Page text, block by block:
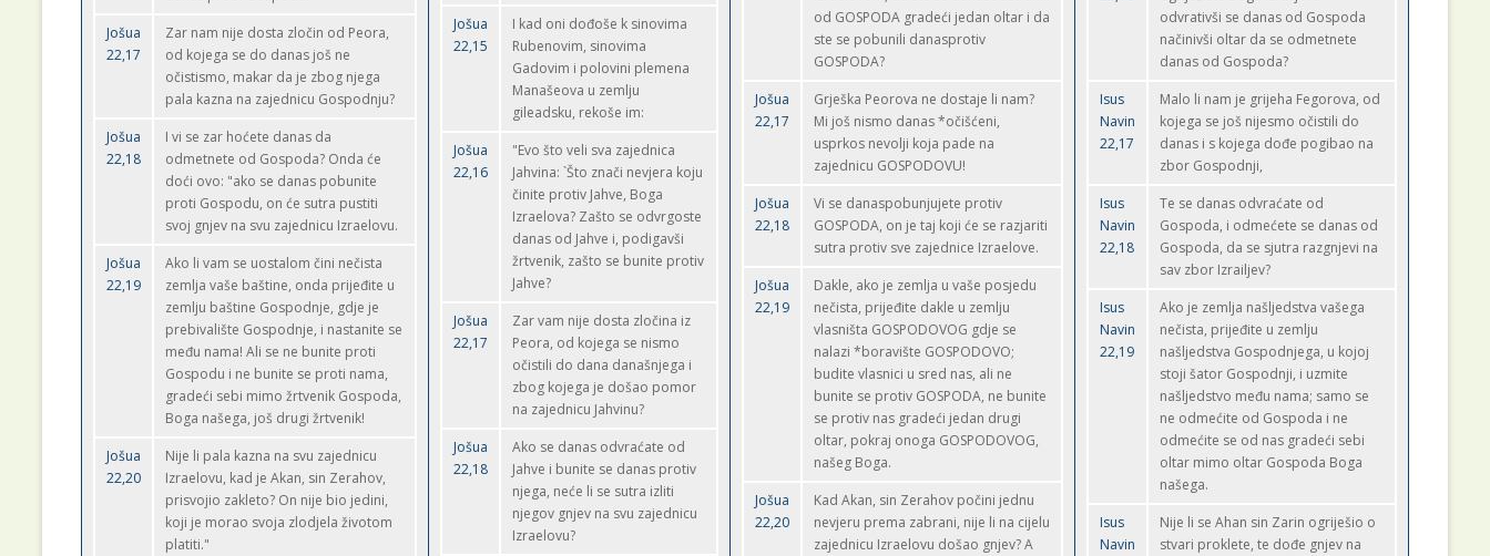
Jošua
22,17
Zar nam nije dosta zločin od Peora,
od kojega se do danas još ne
očistismo, makar da je zbog njega
pala kazna na zajednicu Gospodnju?
Jošua
22,18
I vi se zar hoćete danas da
odmetnete od Gospoda? Onda će
doći ovo: "ako se danas pobunite
proti Gospodu, on će sutra pustiti
svoj gnjev na svu zajednicu Izraelovu.
Jošua
22,19
Ako li vam se uostalom čini nečista
zemlja vaše baštine, onda prijeđite u
zemlju baštine Gospodnje, gdje je
prebivalište Gospodnje, i nastanite se
među nama! Ali se ne bunite proti
Gospodu i ne bunite se proti nama,
gradeći sebi mimo žrtvenik Gospoda,
Boga našega, još drugi žrtvenik!
Jošua
22,20
Nije li pala kazna na svu zajednicu
Izraelovu, kad je Akan, sin Zerahov,
prisvojio zakleto? On nije bio jedini,
koji je morao svoja zlodjela životom
platiti."
Jošua
22,15
I kad oni dođoše k sinovima
Rubenovim, sinovima
Gadovim i polovini plemena
Manašeova u zemlju
gileadsku, rekoše im:
Jošua
22,16
"Evo što veli sva zajednica
Jahvina: `Što znači nevjera koju
činite protiv Jahve, Boga
Izraelova? Zašto se odvrgoste
danas od Jahve i, podigavši
žrtvenik, zašto se bunite protiv
Jahve?
Jošua
22,17
Zar vam nije dosta zločina iz
Peora, od kojega se nismo
očistili do dana današnjega i
zbog kojega je došao pomor
na zajednicu Jahvinu?
Jošua
22,18
Ako se danas odvraćate od
Jahve i bunite se danas protiv
njega, neće li se sutra izliti
njegov gnjev na svu zajednicu
Izraelovu?
od GOSPODA gradeći jedan oltar i da
ste se pobunili danasprotiv
GOSPODA?
Jošua
22,17
Grješka Peorova ne dostaje li nam?
Mi još nismo danas *očišćeni,
usprkos nevolji koja pade na
zajednicu GOSPODOVU!
Jošua
22,18
Vi se danaspobunjujete protiv
GOSPODA, on je taj koji će se razjariti
sutra protiv sve zajednice Izraelove.
Jošua
22,19
Dakle, ako je zemlja u vaše posjedu
nečista, prijeđite dakle u zemlju
vlasništa GOSPODOVOG gdje se
nalazi *boravište GOSPODOVO;
budite vlasnici u sred nas, ali ne
bunite se protiv GOSPODA, ne bunite
se protiv nas gradeći jedan drugi
oltar, pokraj onoga GOSPODOVOG,
našeg Boga.
Jošua
22,20
Kad Akan, sin Zerahov počini jednu
nevjeru prema zabrani, nije li na cijelu
zajednicu Izraelovu došao gnjev? A
odvrativši se danas od Gospoda
načinivši oltar da se odmetnete
danas od Gospoda?
Isus
Navin
22,17
Malo li nam je grijeha Fegorova, od
kojega se još nijesmo očistili do
danas i s kojega dođe pogibao na
zbor Gospodnji,
Isus
Navin
22,18
Te se danas odvraćate od
Gospoda, i odmećete se danas od
Gospoda, da se sjutra razgnjevi na
sav zbor Izrailjev?
Isus
Navin
22,19
Ako je zemlja našljedstva vašega
nečista, prijeđite u zemlju
našljedstva Gospodnjega, u kojoj
stoji šator Gospodnji, i uzmite
našljedstvo među nama; samo se
ne odmećite od Gospoda i ne
odmećite se od nas gradeći sebi
oltar mimo oltar Gospoda Boga
našega.
Isus
Navin
Nije li se Ahan sin Zarin ogriješio o
stvari proklete, te dođe gnjev na